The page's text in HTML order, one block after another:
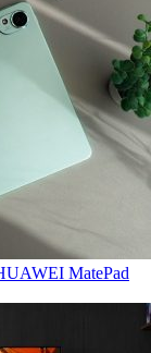
MatePad